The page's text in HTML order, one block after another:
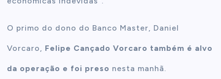
O primo do dono do Banco Master, Daniel
Vorcaro, Felipe Cançado Vorcaro também é alvo
da operação e foi preso nesta manhã.